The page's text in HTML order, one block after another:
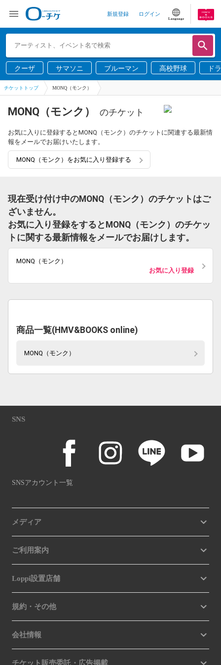
新規登録 ログイン
Language
クーザ サマソニ ブルーマン 高校野球 ド
チケットトップ MONQ（モンク）
MONQ（モンク） のチケット
お気に入りに登録するとMONQ（モンク）のチケットに関連する最新情
報をメールでお届けいたします。
MONQ（モンク）をお気に入り登録する
現在受け付け中のMONQ（モンク）のチケットはご
ざいません。
お気に入り登録をするとMONQ（モンク）のチケッ
トに関する最新情報をメールでお届けします。
MONQ（モンク）
お気に入り登録
商品一覧(HMV&BOOKS online)
MONQ（モンク）
SNS
SNSアカウント一覧
メディア
ご利用案内
Loppi設置店舗
規約・その他
会社情報
チケット販売委託・広告掲載